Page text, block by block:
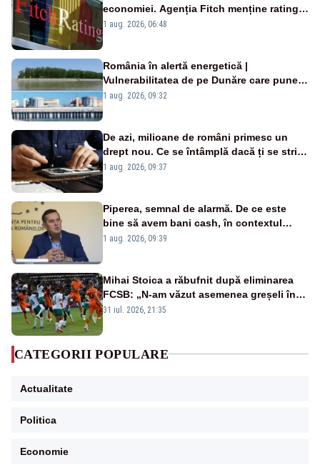
economiei. Agenția Fitch menține ratingul
„BBB-” cu perspectivă negativă
1 aug. 2026, 06:48
România în alertă energetică |
Vulnerabilitatea de pe Dunăre care pune
în pericol Centrala Cernavodă era
1 aug. 2026, 09:32
De azi, milioane de români primesc un
drept nou. Ce se întâmplă dacă ți se strică
un produs
1 aug. 2026, 09:37
Piperea, semnal de alarmă. De ce este
bine să avem bani cash, în contextul
alertei energetice?
1 aug. 2026, 09:39
Mihai Stoica a răbufnit după eliminarea
FCSB: „N-am văzut asemenea greșeli în
190 de meciuri europene”
31 iul. 2026, 21:35
CATEGORII POPULARE
Actualitate
Politica
Economie